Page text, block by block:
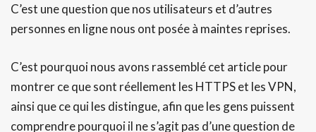
C’est une question que nos utilisateurs et d’autres
personnes en ligne nous ont posée à maintes reprises.
C’est pourquoi nous avons rassemblé cet article pour
montrer ce que sont réellement les HTTPS et les VPN,
ainsi que ce qui les distingue, afin que les gens puissent
comprendre pourquoi il ne s’agit pas d’une question de